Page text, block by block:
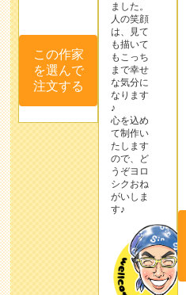
この作家
を選んで
注文する
ました。
人の笑顔
は、見て
も描いて
もこっち
まで幸せ
な気分に
なります
♪
心を込め
て制作い
たします
ので、ど
うぞヨロ
シクおね
がいしま
す♪